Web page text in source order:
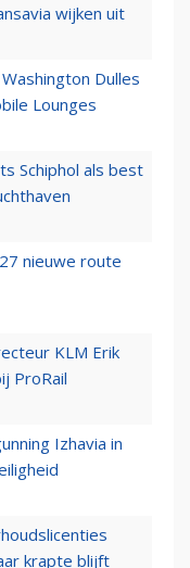
wijken uit
Dulles
Lounges
Schiphol als best
nieuwe route
KLM Erik
ProRail
Izhavia in
krapte blijft